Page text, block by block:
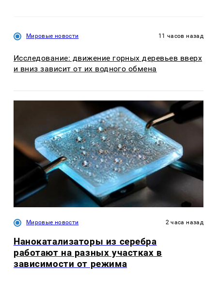
Мировые новости 11 часов назад
Исследование: движение горных деревьев вверх
и вниз зависит от их водного обмена
Мировые новости 2 часа назад
Нанокатализаторы из серебра
работают на разных участках в
зависимости от режима